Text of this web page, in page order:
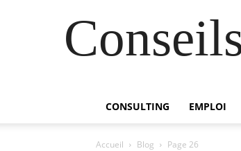
CONSULTING EMPLOI
Accueil Blog Page 26